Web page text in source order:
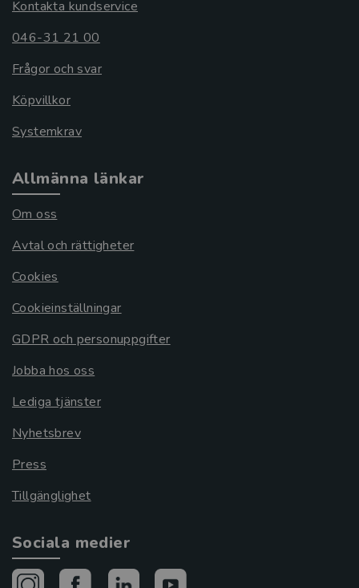
Kontakta kundservice
046-31 21 00
Frågor och svar
Köpvillkor
Systemkrav
Allmänna länkar
Om oss
Avtal och rättigheter
Cookies
Cookieinställningar
GDPR och personuppgifter
Jobba hos oss
Lediga tjänster
Nyhetsbrev
Press
Tillgänglighet
Sociala medier